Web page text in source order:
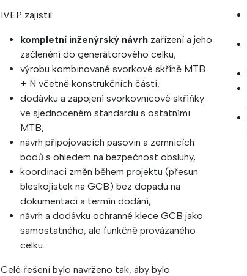
IVEP zajistil:
kompletní inženýrský návrh zařízení a jeho
začlenění do generátorového celku,
výrobu kombinované svorkové skříně MTB
+ N včetně konstrukčních částí,
dodávku a zapojení svorkovnicové skříňky
ve sjednoceném standardu s ostatními
MTB,
návrh připojovacích pasovin a zemnicích
bodů s ohledem na bezpečnost obsluhy,
koordinaci změn během projektu (přesun
bleskojistek na GCB) bez dopadu na
dokumentaci a termín dodání,
návrh a dodávku ochranné klece GCB jako
samostatného, ale funkčně provázaného
celku.
Celé řešení bylo navrženo tak, aby bylo